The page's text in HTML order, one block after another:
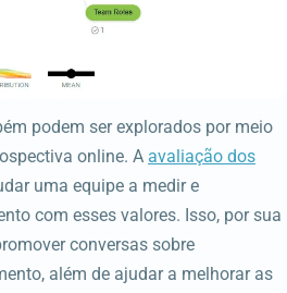
podem ser explorados por meio
online. A avaliação dos
uma equipe a medir e
com esses valores. Isso, por sua
conversas sobre
além de ajudar a melhorar as